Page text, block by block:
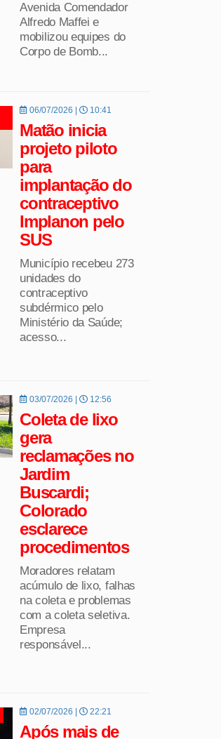
Avenida Comendador
Alfredo Maffei e
mobilizou equipes do
Corpo de Bomb...
06/07/2026 | 10:41
Matão inicia
projeto piloto
para
implantação do
contraceptivo
Implanon pelo
SUS
Município recebeu 273
unidades do
contraceptivo
subdérmico pelo
Ministério da Saúde;
acesso...
03/07/2026 | 12:56
Coleta de lixo
gera
reclamações no
Jardim
Buscardi;
Colorado
esclarece
procedimentos
Moradores relatam
acúmulo de lixo, falhas
na coleta e problemas
com a coleta seletiva.
Empresa
responsável...
02/07/2026 | 22:21
Após mais de